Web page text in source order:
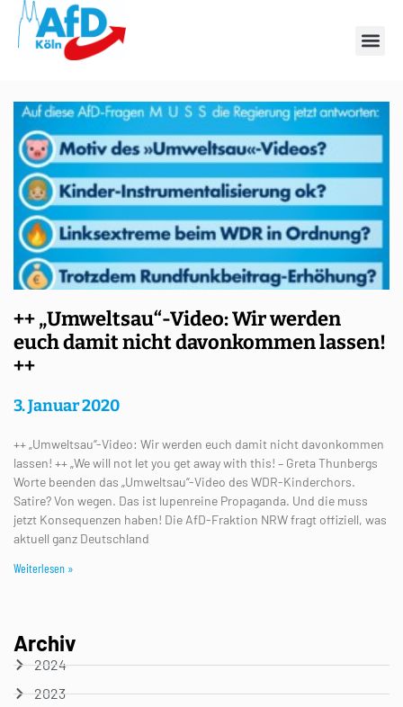
Schlagwort: Omagate
++ „Umweltsau“-Video: Wir werden
euch damit nicht davonkommen lassen!
++
3. Januar 2020
++ „Umweltsau“-Video: Wir werden euch damit nicht davonkommen
lassen! ++ „We will not let you get away with this! – Greta Thunbergs
Worte beenden das „Umweltsau“-Video des WDR-Kinderchors.
Satire? Von wegen. Das ist lupenreine Propaganda. Und die muss
jetzt Konsequenzen haben! Die AfD-Fraktion NRW fragt offiziell, was
aktuell ganz Deutschland
Weiterlesen »
Archiv
2024
2023